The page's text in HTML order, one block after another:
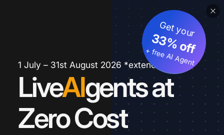
1 July – 31st August 2026 *extended
LiveAIgents at
Zero Cost
Get your
33% off
+ free AI Agent